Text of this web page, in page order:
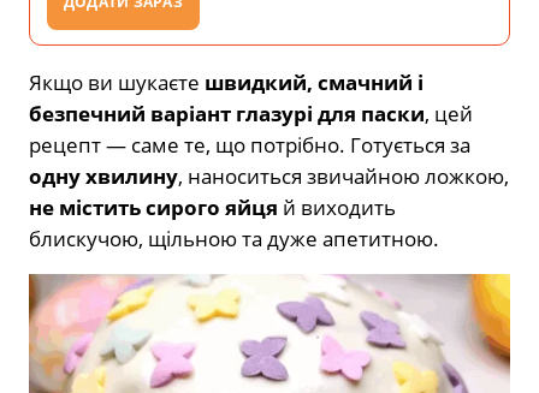
Якщо ви шукаєте швидкий, смачний і
безпечний варіант глазурі для паски, цей
рецепт — саме те, що потрібно. Готується за
одну хвилину, наноситься звичайною ложкою,
не містить сирого яйця й виходить
блискучою, щільною та дуже апетитною.